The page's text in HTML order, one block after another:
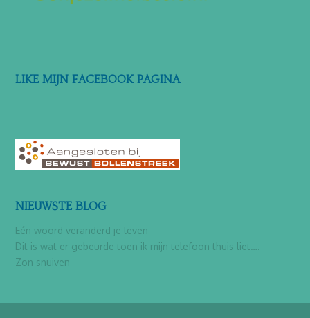
LIKE MIJN FACEBOOK PAGINA
NIEUWSTE BLOG
Eén woord veranderd je leven
Dit is wat er gebeurde toen ik mijn telefoon thuis liet….
Zon snuiven